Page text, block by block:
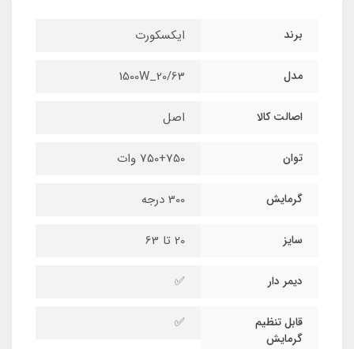
برند ایکسکورت
مدل 20/63_1500W
اصالت کالا اصل
توان 750+750 وات
گرمایش 300 درجه
سایز 20 تا 63
دیمر دار ✅
قابل تنظیم
گرمایش
✅